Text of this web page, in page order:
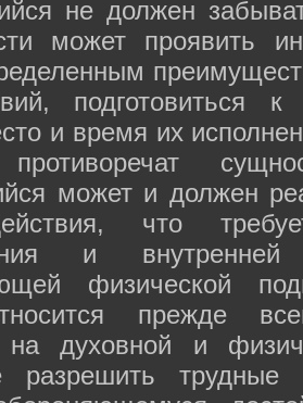
не должен
может проявить
подготовиться
и время их
противоречат
может и должен
что
и
физической
прежде
на духовной и
разрешить